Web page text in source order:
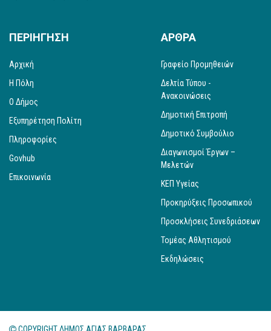
ΠΕΡΙΗΓΗΣΗ
Αρχική
Η Πόλη
Ο Δήμος
Εξυπηρέτηση Πολίτη
Πληροφορίες
Govhub
Επικοινωνία
ΑΡΘΡΑ
Γραφείο Προμηθειών
Δελτία Τύπου -
Ανακοινώσεις
Δημοτική Επιτροπή
Δημοτικό Συμβούλιο
Διαγωνισμοί Έργων –
Μελετών
ΚΕΠ Υγείας
Προκηρύξεις Προσωπικού
Προσκλήσεις Συνεδριάσεων
Τομέας Αθλητισμού
Εκδηλώσεις
COPYRIGHT ΔΗΜΟΣ ΑΓΙΑΣ ΒΑΡΒΑΡΑΣ